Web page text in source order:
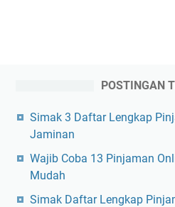
POSTINGAN
Simak 3 Daftar Lengkap
Jaminan
Wajib Coba 13 Pinjaman
Mudah
Simak Daftar Lengkap